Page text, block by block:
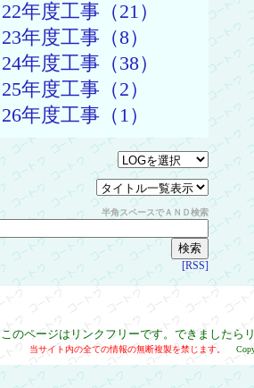
22年度工事（21）
23年度工事（8）
24年度工事（38）
25年度工事（2）
26年度工事（1）
半角スペースでＡＮＤ検索
[RSS]
このページはリンクフリーです。できましたら
当サイト内の全ての情報の無断複製を禁じます。